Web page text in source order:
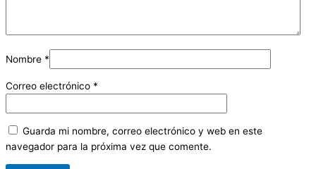
Nombre *
Correo electrónico *
Guarda mi nombre, correo electrónico y web en este
navegador para la próxima vez que comente.